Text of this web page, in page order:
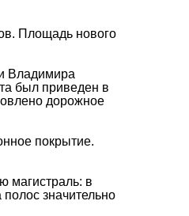
Площадь нового
Владимира
был приведен в
дорожное
покрытие.
магистраль: в
значительно